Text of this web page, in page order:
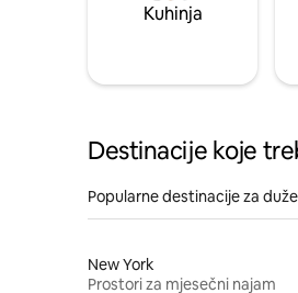
Kuhinja
Destinacije koje
Popularne destinacije za
New York
Prostori za mjesečni najam